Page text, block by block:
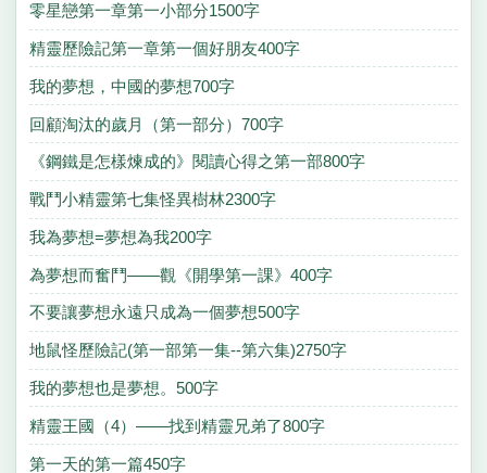
零星戀第一章第一小部分1500字
精靈歷險記第一章第一個好朋友400字
我的夢想，中國的夢想700字
回顧淘汰的歲月（第一部分）700字
《鋼鐵是怎樣煉成的》閱讀心得之第一部800字
戰鬥小精靈第七集怪異樹林2300字
我為夢想=夢想為我200字
為夢想而奮鬥——觀《開學第一課》400字
不要讓夢想永遠只成為一個夢想500字
地鼠怪歷險記(第一部第一集--第六集)2750字
我的夢想也是夢想。500字
精靈王國（4）——找到精靈兄弟了800字
第一天的第一篇450字